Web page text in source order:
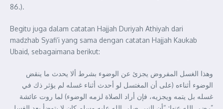
86.).
Begitu juga dalam catatan Hajjah Duriyah Athiyah dari
madzhab Syafi’i yang sama dengan catatan Hajjah Kaukab
Ubaid, sebagaimana berikut:
وهذا الغسل المفروض يجزئ عن الوضوء بشرط ألا يحدث ما ينقض
الوضوء أثناءه (على أن المغتسل لو أحدث أثناء غسله لم يؤثر ذك في
غسله بل يتمه ويجزيه، فإن أراد الصلاة لزمه الوضوء) لما روت عائشة